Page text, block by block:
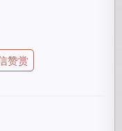
赞赏